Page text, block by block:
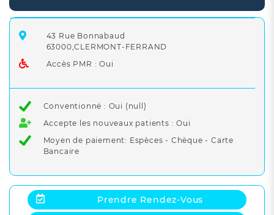
43 Rue Bonnabaud
63000,CLERMONT-FERRAND
Accès PMR : Oui
Conventionné : Oui (null)
Accepte les nouveaux patients : Oui
Moyen de paiement: Espèces - Chèque - Carte
Bancaire
Prendre Rendez-Vous